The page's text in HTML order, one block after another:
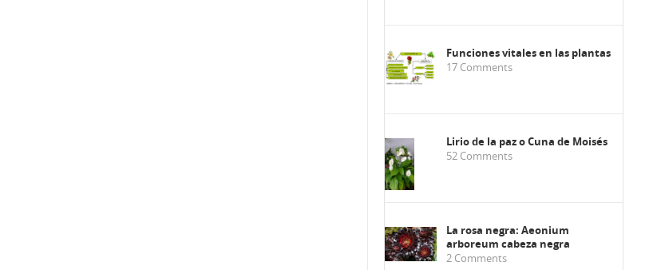
Funciones vitales en las plantas
17 Comments
Lirio de la paz o Cuna de Moisés
52 Comments
La rosa negra: Aeonium
arboreum cabeza negra
2 Comments